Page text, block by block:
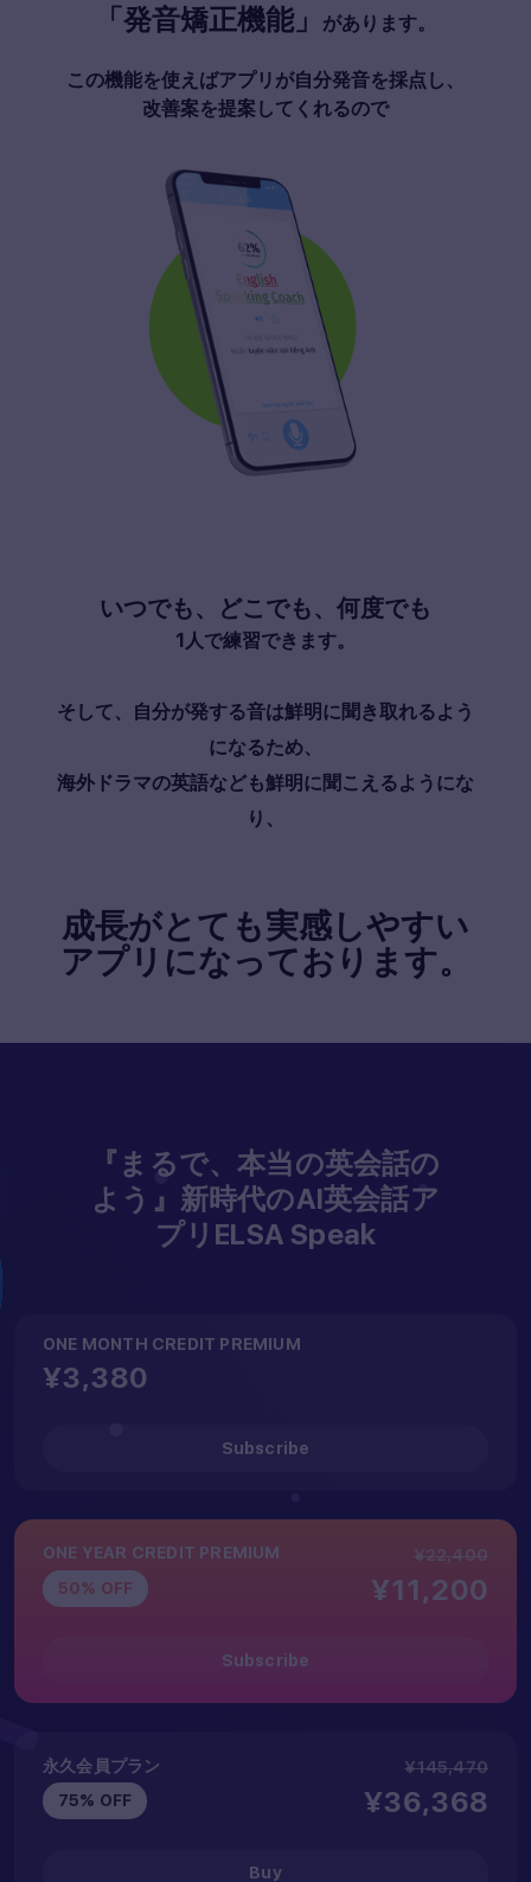
「発音矯正機能」 があります。
この機能を使えばアプリが自分発音を採点し、
改善案を提案してくれるので
いつでも、どこでも、何度でも
1人で練習できます。
そして、自分が発する音は鮮明に聞き取れるよう
になるため、
海外ドラマの英語なども鮮明に聞こえるようにな
り、
成長がとても実感しやすい
アプリになっております。
『まるで、本当の英会話の
よう』新時代のAI英会話ア
プリELSA Speak
ONE MONTH CREDIT PREMIUM
¥3,380
Subscribe
ONE YEAR CREDIT PREMIUM
¥22,400
50% OFF
¥11,200
Subscribe
永久会員プラン
¥145,470
75% OFF
¥36,368
Buy